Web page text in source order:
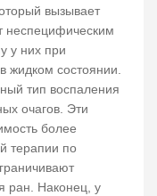
вызывает
неспецифическим
у них при
жидком состоянии.
тип воспаления
очагов. Эти
более
терапии по
ран. Наконец, у